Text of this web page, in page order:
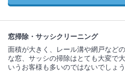
窓掃除・サッシクリーニング
面積が大きく、レール溝や網戸など
な窓、サッシの掃除はとても大変で
いうお客様も多いのではないでしょ